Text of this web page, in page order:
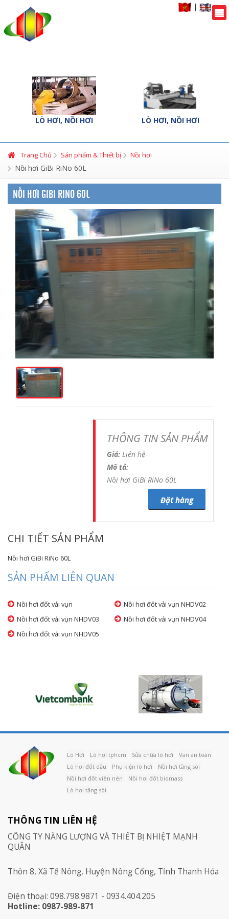
|
LÒ HƠI, NỒI HƠI LÒ HƠI, NỒI HƠI
Trang Chủ Sản phẩm & Thiết bị Nồi hơi
Nồi hơi GiBi RiNo 60L
NỒI HƠI GIBI RINO 60L
THÔNG TIN SẢN PHẨM
Giá: Liên hệ
Mô tả:
Nồi hơi GiBi RiNo 60L
Đặt hàng
CHI TIẾT SẢN PHẨM
Nồi hơi GiBi RiNo 60L
SẢN PHẨM LIÊN QUAN
Nồi hơi đốt vải vụn
Nồi hơi đốt vải vụn NHDV02
Nồi hơi đốt vải vụn NHDV03
Nồi hơi đốt vải vụn NHDV04
Nồi hơi đốt vải vụn NHDV05
Lò Hơi Lò hơi tphcm Sửa chữa lò hơi
Van an toàn
Lò hơi đốt dầu
Phụ kiện lò hơi
Nồi hơi tầng sôi
Nồi hơi đốt viên nén
Nồi hơi đốt biomass
Lò hơi tầng sôi
THÔNG TIN LIÊN HỆ
CÔNG TY NĂNG LƯỢNG VÀ THIẾT BỊ NHIỆT MẠNH
QUÂN
Thôn 8, Xã Tế Nông, Huyện Nông Cống, Tỉnh Thanh Hóa
Điện thoại: 098.798.9871 - 0934.404.205
Hotline: 0987-989-871